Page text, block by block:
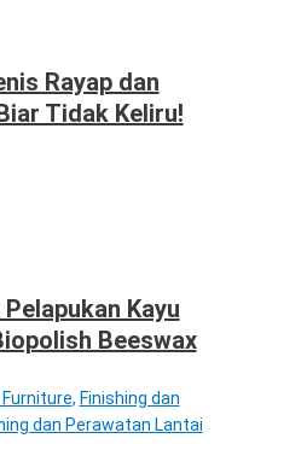
Rayap dan
Tidak Keliru!
Kayu
Beeswax
, Finishing dan
dan Perawatan Lantai